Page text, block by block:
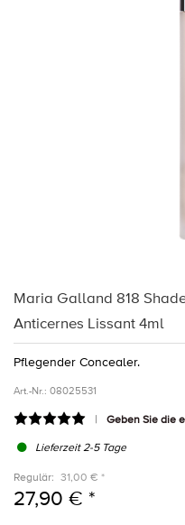
Maria Galland 818
Anticernes Lissant 4ml
Pflegender Concealer.
Art.-Nr.: 08025531
Geben Sie die
Lieferzeit 2-5 Tage
Regulär: 31,00 € *
27,90 € *